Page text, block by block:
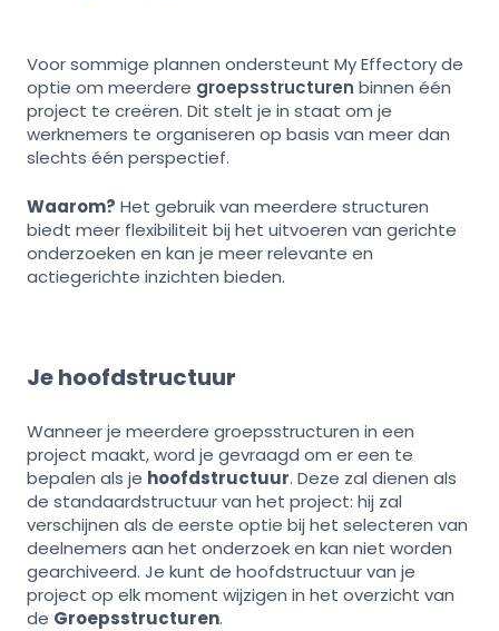
Voor sommige plannen ondersteunt My Effectory de
optie om meerdere groepsstructuren binnen één
project te creëren. Dit stelt je in staat om je
werknemers te organiseren op basis van meer dan
slechts één perspectief.
Waarom? Het gebruik van meerdere structuren
biedt meer flexibiliteit bij het uitvoeren van gerichte
onderzoeken en kan je meer relevante en
actiegerichte inzichten bieden.
Je hoofdstructuur
Wanneer je meerdere groepsstructuren in een
project maakt, word je gevraagd om er een te
bepalen als je hoofdstructuur. Deze zal dienen als
de standaardstructuur van het project: hij zal
verschijnen als de eerste optie bij het selecteren van
deelnemers aan het onderzoek en kan niet worden
gearchiveerd. Je kunt de hoofdstructuur van je
project op elk moment wijzigen in het overzicht van
de Groepsstructuren.